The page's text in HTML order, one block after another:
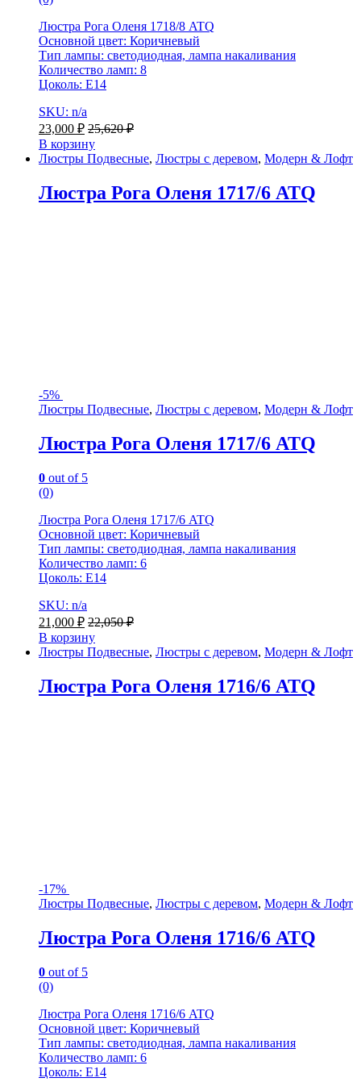
Люстра Рога Оленя 1718/8 ATQ
Основной цвет: Коричневый
Тип лампы: светодиодная, лампа накаливания
Количество ламп: 8
Цоколь: Е14
SKU: n/a
23,000 ₽ 25,620₽
В корзину
Люстры Подвесные, Люстры с деревом, Модерн & Лофт
Люстра Рога Оленя 1717/6 ATQ
-5%
Люстры Подвесные, Люстры с деревом, Модерн & Лофт
Люстра Рога Оленя 1717/6 ATQ
0 out of 5
(0)
Люстра Рога Оленя 1717/6 ATQ
Основной цвет: Коричневый
Тип лампы: светодиодная, лампа накаливания
Количество ламп: 6
Цоколь: Е14
SKU: n/a
21,000 ₽ 22,050₽
В корзину
Люстры Подвесные, Люстры с деревом, Модерн & Лофт
Люстра Рога Оленя 1716/6 ATQ
-17%
Люстры Подвесные, Люстры с деревом, Модерн & Лофт
Люстра Рога Оленя 1716/6 ATQ
0 out of 5
(0)
Люстра Рога Оленя 1716/6 ATQ
Основной цвет: Коричневый
Тип лампы: светодиодная, лампа накаливания
Количество ламп: 6
Цоколь: Е14